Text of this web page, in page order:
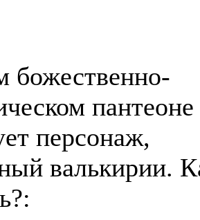
божественно-
пантеоне
персонаж,
валькирии.